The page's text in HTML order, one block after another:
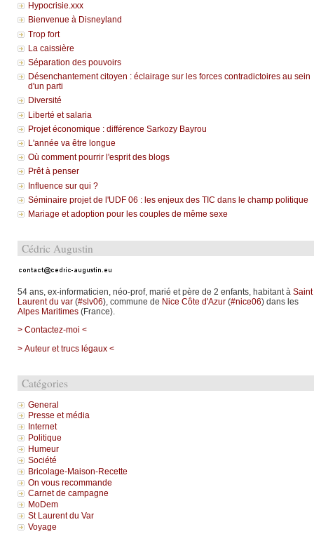
Hypocrisie.xxx
Bienvenue à Disneyland
Trop fort
La caissière
Séparation des pouvoirs
Désenchantement citoyen : éclairage sur les forces contradictoires au sein
d'un parti
Diversité
Liberté et salaria
Projet économique : différence Sarkozy Bayrou
L'année va être longue
Où comment pourrir l'esprit des blogs
Prêt à penser
Influence sur qui ?
Séminaire projet de l'UDF 06 : les enjeux des TIC dans le champ politique
Mariage et adoption pour les couples de même sexe
Cédric Augustin
54 ans, ex-informaticien, néo-prof, marié et père de 2 enfants, habitant à Saint
Laurent du var(#slv06), commune de Nice Côte d'Azur(#nice06) dans les
Alpes Maritimes(France).
> Contactez-moi <
> Auteur et trucs légaux <
Catégories
General
Presse et média
Internet
Politique
Humeur
Société
Bricolage-Maison-Recette
On vous recommande
Carnet de campagne
MoDem
St Laurent du Var
Voyage